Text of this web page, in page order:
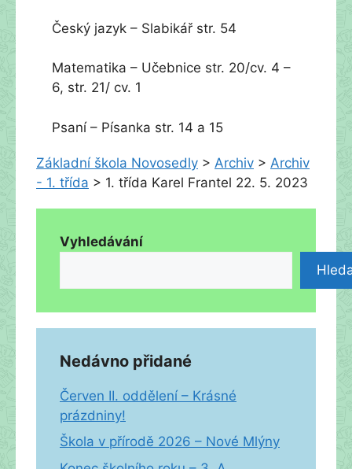
Český jazyk – Slabikář str. 54
Matematika – Učebnice str. 20/cv. 4 –
6, str. 21/ cv. 1
Psaní – Písanka str. 14 a 15
Základní škola Novosedly > Archiv > Archiv
- 1. třída > 1. třída Karel Frantel 22. 5. 2023
Vyhledávání
Nedávno přidané
Červen II. oddělení – Krásné
prázdniny!
Škola v přírodě 2026 – Nové Mlýny